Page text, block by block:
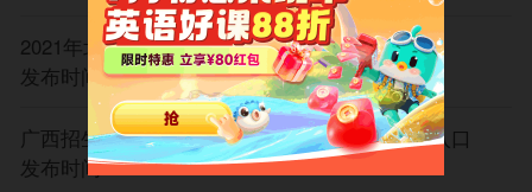
2021年北京高考报名将于今日结束
发布时间：11.04 10:32
广西招生考试院：2021广西高考报名时间|报名入口
发布时间：11.03 17:50